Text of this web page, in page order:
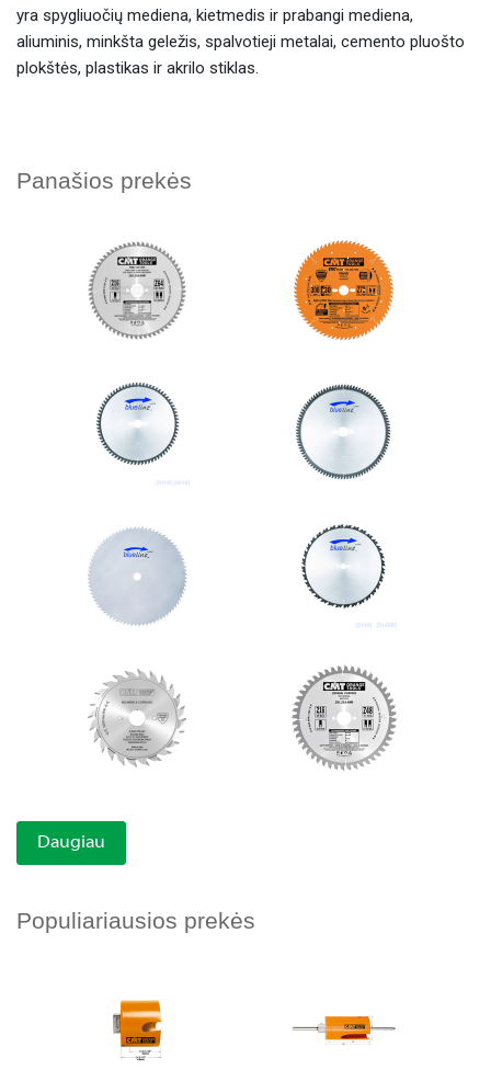
yra spygliuočių mediena, kietmedis ir prabangi mediena,
aliuminis, minkšta geležis, spalvotieji metalai, cemento pluošto
plokštės, plastikas ir akrilo stiklas.
Panašios prekės
Daugiau
Populiariausios prekės